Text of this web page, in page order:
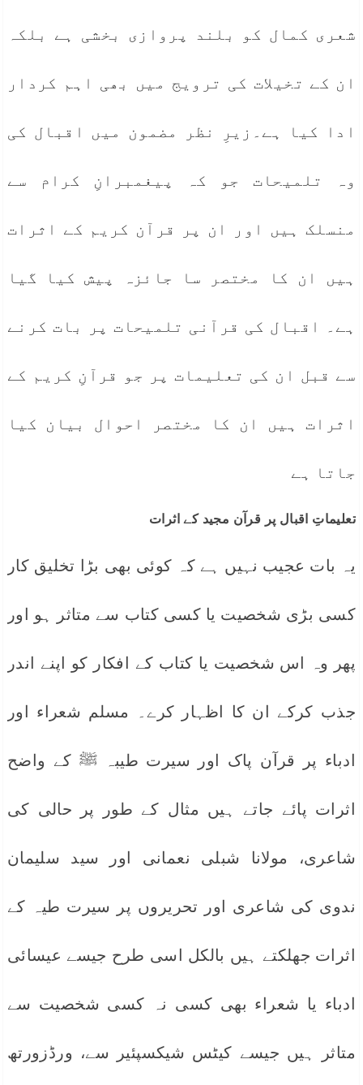
شعری کمال کو بلند پروازی بخشی ہے بلکہ
ان کے تخیلات کی ترویج میں بھی اہم کردار
ادا کیا ہے۔زیرِ نظر مضمون میں اقبال کی
وہ تلمیحات جو کہ پیغمبرانِ کرام سے
منسلک ہیں اور ان پر قرآن کریم کے اثرات
ہیں ان کا مختصر سا جائزہ پیش کیا گیا
ہے۔ اقبال کی قرآنی تلمیحات پر بات کرنے
سے قبل ان کی تعلیمات پر جو قرآنِ کریم کے
اثرات ہیں ان کا مختصر احوال بیان کیا
جاتا ہے
تعلیماتِ اقبال پر قرآن مجید کے اثرات
یہ بات عجیب نہیں ہے کہ کوئی بھی بڑا تخلیق کار
کسی بڑی شخصیت یا کسی کتاب سے متاثر ہو اور
پھر وہ اس شخصیت یا کتاب کے افکار کو اپنے اندر
جذب کرکے ان کا اظہار کرے۔ مسلم شعراء اور
ادباء پر قرآن پاک اور سیرت طیبہ ﷺ کے واضح
اثرات پائے جاتے ہیں مثال کے طور پر حالی کی
شاعری، مولانا شبلی نعمانی اور سید سلیمان
ندوی کی شاعری اور تحریروں پر سیرت طیہ کے
اثرات جھلکتے ہیں بالکل اسی طرح جیسے عیسائی
ادباء یا شعراء بھی کسی نہ کسی شخصیت سے
متاثر ہیں جیسے کیٹس شیکسپئیر سے، ورڈزورتھ